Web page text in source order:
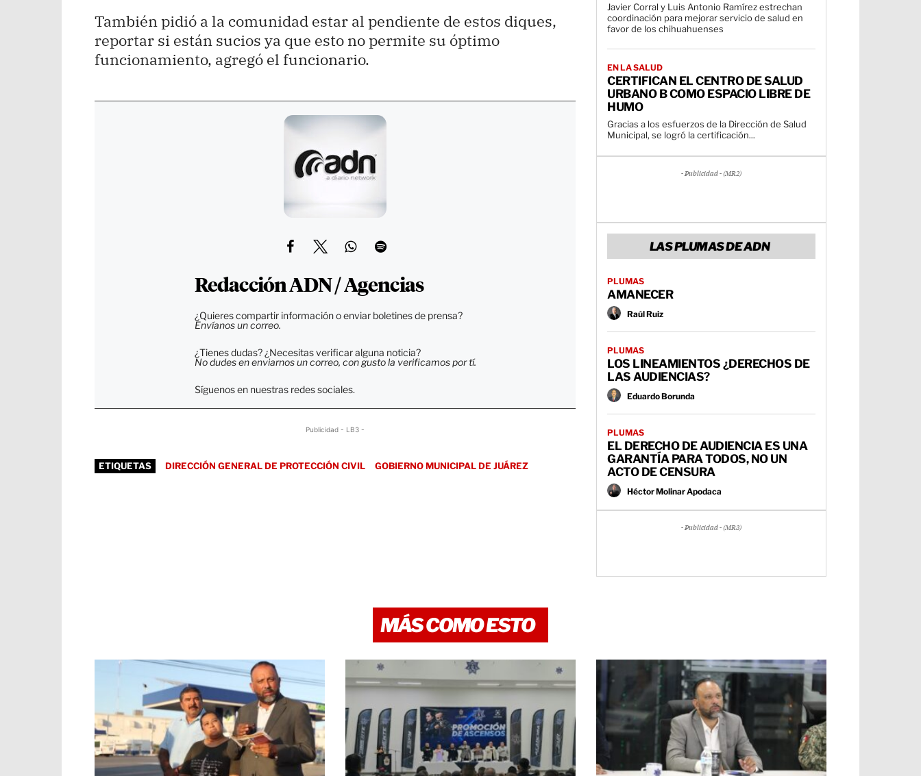
También pidió a la comunidad estar al pendiente de estos diques,
reportar si están sucios ya que esto no permite su óptimo
funcionamiento, agregó el funcionario.
Redacción ADN / Agencias
¿Quieres compartir información o enviar boletines de prensa?
Envíanos un correo.
¿Tienes dudas? ¿Necesitas verificar alguna noticia?
No dudes en enviarnos un correo, con gusto la verificamos por tí.
Síguenos en nuestras redes sociales.
Publicidad - LB3 -
ETIQUETAS DIRECCIÓN GENERAL DE PROTECCIÓN CIVIL GOBIERNO MUNICIPAL DE JUÁREZ
Javier Corral y Luis Antonio Ramírez estrechan
coordinación para mejorar servicio de salud en
favor de los chihuahuenses
EN LA SALUD
CERTIFICAN EL CENTRO DE SALUD
URBANO B COMO ESPACIO LIBRE DE
HUMO
Gracias a los esfuerzos de la Dirección de Salud
Municipal, se logró la certificación...
- Publicidad - (MR2)
LAS PLUMAS DE ADN
PLUMAS
AMANECER
Raúl Ruiz
PLUMAS
LOS LINEAMIENTOS ¿DERECHOS DE
LAS AUDIENCIAS?
Eduardo Borunda
PLUMAS
EL DERECHO DE AUDIENCIA ES UNA
GARANTÍA PARA TODOS, NO UN
ACTO DE CENSURA
Héctor Molinar Apodaca
- Publicidad - (MR3)
MÁS COMO ESTO